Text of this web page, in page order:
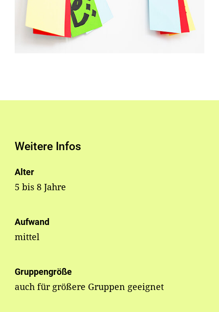
Weitere Infos
Alter
5 bis 8 Jahre
Aufwand
mittel
Gruppengröße
auch für größere Gruppen geeignet